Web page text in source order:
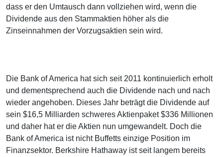
dass er den Umtausch dann vollziehen wird, wenn die
Dividende aus den Stammaktien höher als die
Zinseinnahmen der Vorzugsaktien sein wird.
Die Bank of America hat sich seit 2011 kontinuierlich erholt
und dementsprechend auch die Dividende nach und nach
wieder angehoben. Dieses Jahr beträgt die Dividende auf
sein $16,5 Milliarden schweres Aktienpaket $336 Millionen
und daher hat er die Aktien nun umgewandelt. Doch die
Bank of America ist nicht Buffetts einzige Position im
Finanzsektor. Berkshire Hathaway ist seit langem bereits